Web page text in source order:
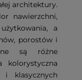
architektury.
nawierzchni,
a
porostów i
są różne
kolorystyczna
i klasycznych